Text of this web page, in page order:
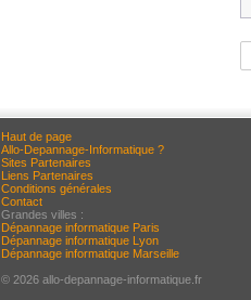
Haut de page
Allo-Depannage-Informatique ?
Sites Partenaires
Liens Partenaires
Conditions générales
Contact
Grandes villes :
Dépannage informatique Paris
Dépannage informatique Lyon
Dépannage informatique Marseille
© 2026 allo-depannage-informatique.fr